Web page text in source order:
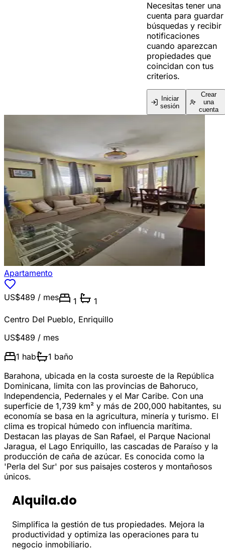
Necesitas tener una
cuenta para guardar
búsquedas y recibir
notificaciones
cuando aparezcan
propiedades que
coincidan con tus
criterios.
Iniciar
sesión
Crear
una
cuenta
Apartamento
US$489 / mes 1
1
Centro Del Pueblo, Enriquillo
US$489 / mes
1 hab 1 baño
Barahona, ubicada en la costa suroeste de la República
Dominicana, limita con las provincias de Bahoruco,
Independencia, Pedernales y el Mar Caribe. Con una
superficie de 1,739 km² y más de 200,000 habitantes, su
economía se basa en la agricultura, minería y turismo. El
clima es tropical húmedo con influencia marítima.
Destacan las playas de San Rafael, el Parque Nacional
Jaragua, el Lago Enriquillo, las cascadas de Paraíso y la
producción de caña de azúcar. Es conocida como la
'Perla del Sur' por sus paisajes costeros y montañosos
únicos.
Alquila.do
Simplifica la gestión de tus propiedades. Mejora la
productividad y optimiza las operaciones para tu
negocio inmobiliario.